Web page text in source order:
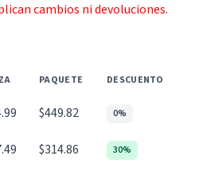
cambios ni devoluciones.
PAQUETE DESCUENTO
$449.82 0%
$314.86 30%